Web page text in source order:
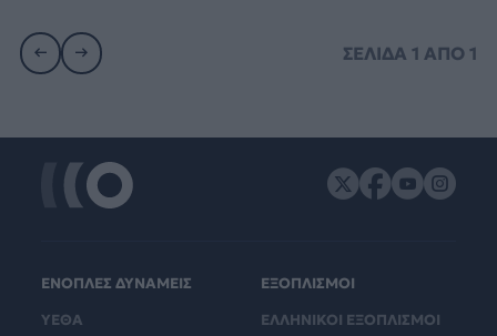
ΣΕΛΙΔΑ1 ΑΠΟ1
ΕΝΟΠΛΕΣ ΔΥΝΑΜΕΙΣ
ΥΕΘΑ
ΕΞΟΠΛΙΣΜΟΙ
ΕΛΛΗΝΙΚΟΙ ΕΞΟΠΛΙΣΜΟΙ